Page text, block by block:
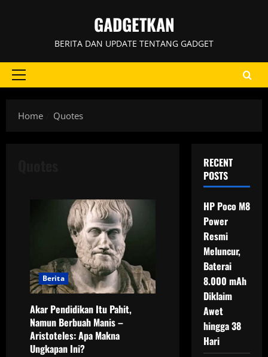
GADGETKAN
BERITA DAN UPDATE TENTANG GADGET
Primary
Home
Quotes
Berita
Akar Pendidikan Itu Pahit,
Namun Berbuah Manis –
Aristoteles: Apa Makna
Ungkapan Ini?
RECENT
POSTS
HP Poco M8
Power
Resmi
Meluncur,
Baterai
8.000 mAh
Diklaim
Awet
hingga 38
Hari